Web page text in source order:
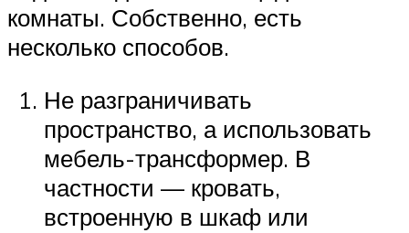
комнаты. Собственно, есть
несколько способов.
Не разграничивать
пространство, а использовать
мебель-трансформер. В
частности — кровать,
встроенную в шкаф или